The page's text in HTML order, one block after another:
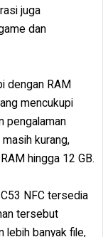
juga
dan
dengan RAM
mencukupi
pengalaman
kurang,
hingga 12 GB.
NFC tersedia
tersebut
lebih banyak file,